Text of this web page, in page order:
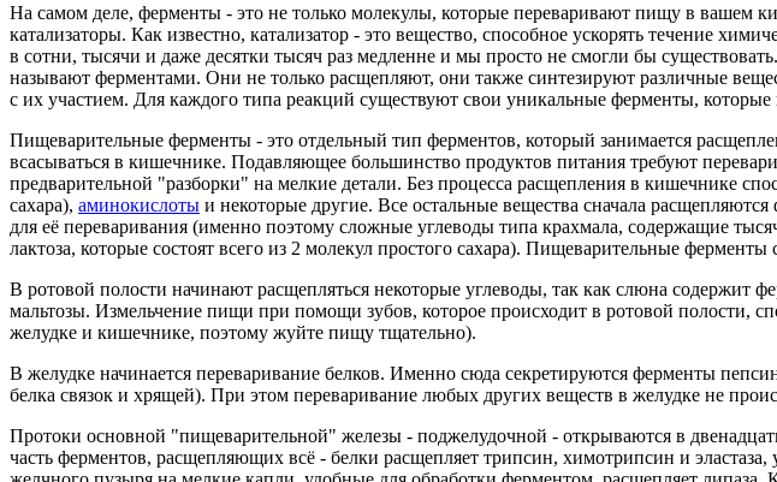
На самом деле, ферменты - это не только молекулы, которые переваривают пищу в вашем
катализаторы. Как известно, катализатор - это вещество, способное ускорять течение
в сотни, тысячи и даже десятки тысяч раз медленне и мы просто не смогли бы
называют ферментами. Они не только расщепляют, они также синтезируют различные
с их участием. Для каждого типа реакций существуют свои уникальные ферменты,
Пищеварительные ферменты - это отдельный тип ферментов, который занимается
всасываться в кишечнике. Подавляющее большинство продуктов питания требуют
предварительной "разборки" на мелкие детали. Без процесса расщепления в кишечнике
сахара), аминокислоты и некоторые другие. Все остальные вещества сначала
для её переваривания (именно поэтому сложные углеводы типа крахмала, содержащие
лактоза, которые состоят всего из 2 молекул простого сахара). Пищеварительные
В ротовой полости начинают расщепляться некоторые углеводы, так как слюна содержит
мальтозы. Измельчение пищи при помощи зубов, которое происходит в ротовой полости,
желудке и кишечнике, поэтому жуйте пищу тщательно).
В желудке начинается переваривание белков. Именно сюда секретируются ферменты
белка связок и хрящей). При этом переваривание любых других веществ в желудке не
Протоки основной "пищеварительной" железы - поджелудочной - открываются в
часть ферментов, расщепляющих всё - белки расщепляет трипсин, химотрипсин и